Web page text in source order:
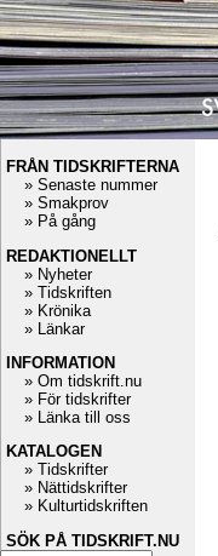
FRÅN TIDSKRIFTERNA
» Senaste nummer
» Smakprov
» På gång
REDAKTIONELLT
» Nyheter
» Tidskriften
» Krönika
» Länkar
INFORMATION
» Om tidskrift.nu
» För tidskrifter
» Länka till oss
KATALOGEN
» Tidskrifter
» Nättidskrifter
» Kulturtidskriften
SÖK PÅ TIDSKRIFT.NU